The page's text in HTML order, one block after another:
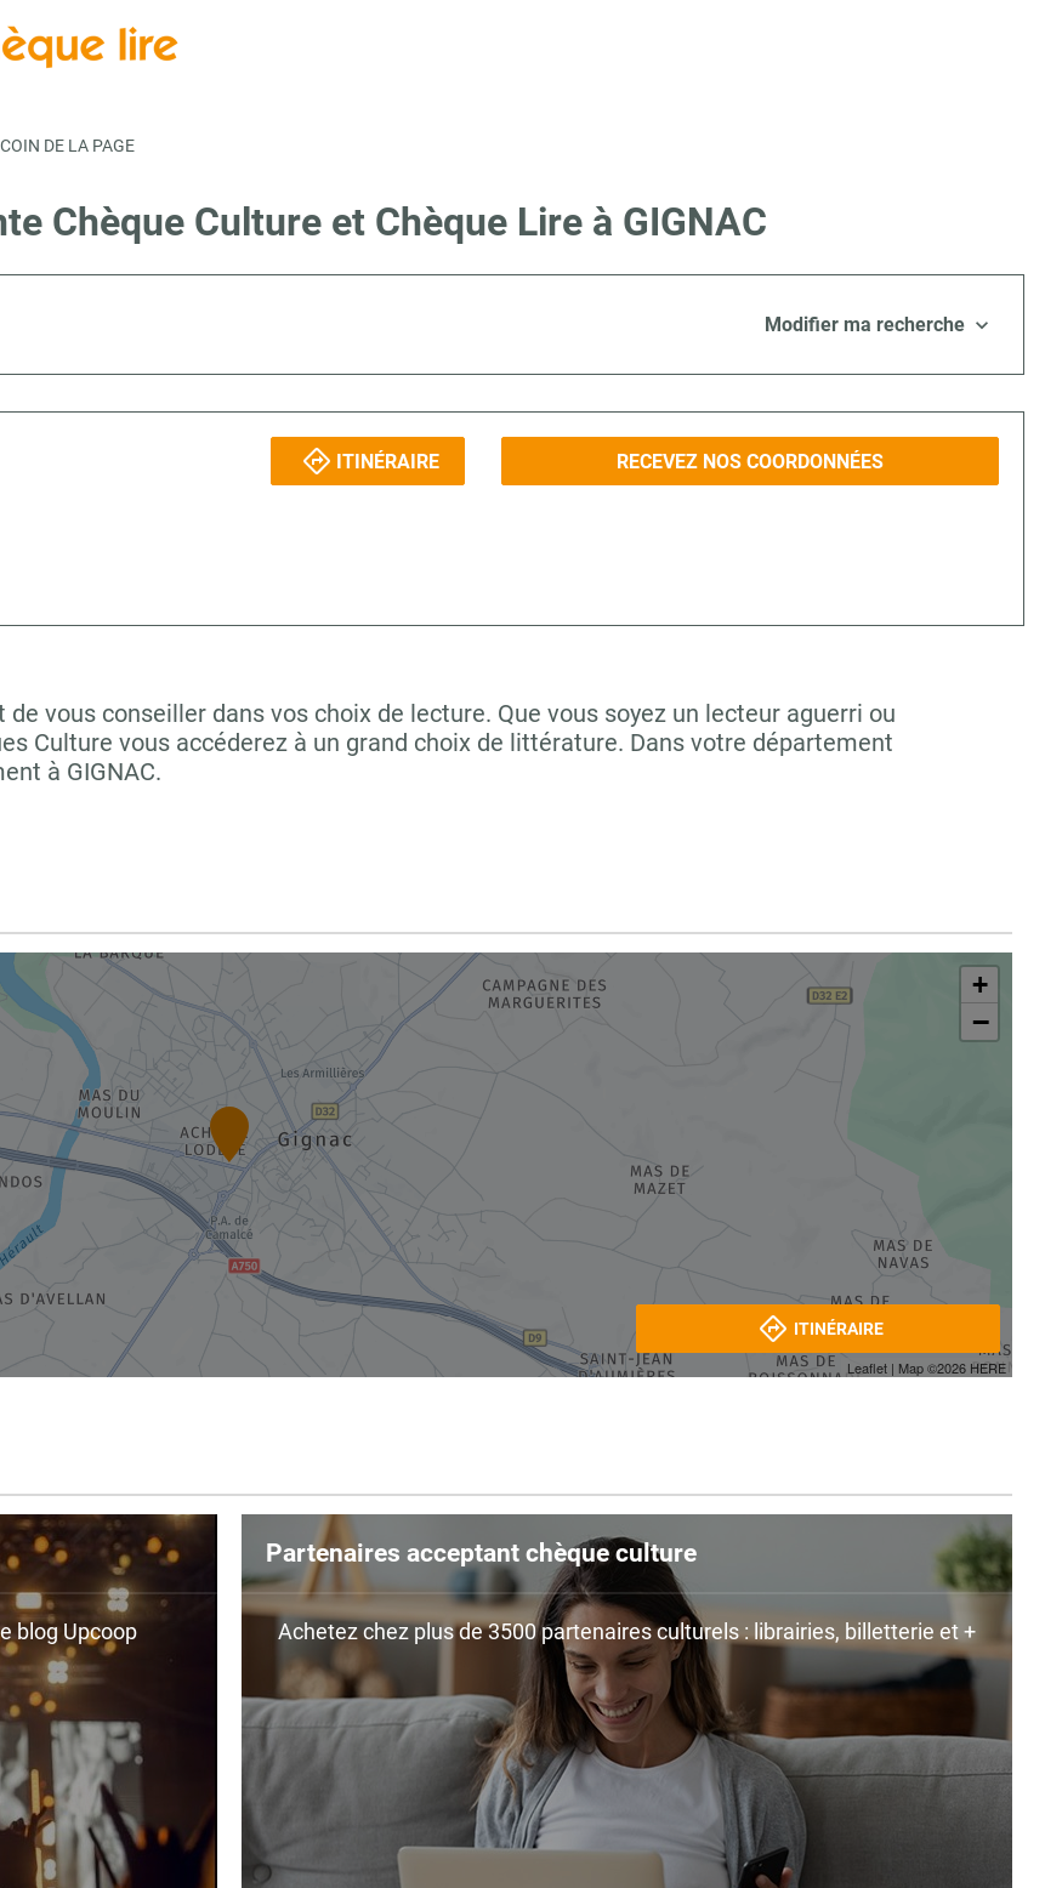
DE LA PAGE
Chèque Culture et Chèque Lire à GIGNAC
Modifier ma recherche
ITINÉRAIRE RECEVEZ NOS COORDONNÉES
de vous conseiller dans vos choix de lecture. Que vous soyez un lecteur aguerri ou
Culture vous accéderez à un grand choix de littérature. Dans votre département
à GIGNAC.
+
−
Leaflet | Map ©2026 HERE
ITINÉRAIRE
blog Upcoop
Partenaires acceptant chèque culture
Achetez chez plus de 3500 partenaires culturels : librairies, billetterie et +